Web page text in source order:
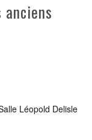
Léopold Delisle